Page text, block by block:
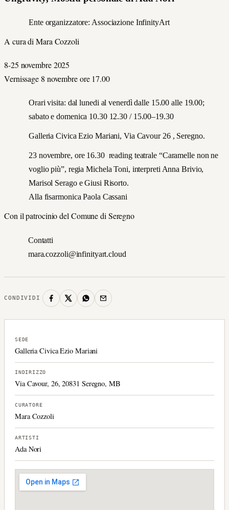
Ente organizzatore: Associazione InfinityArt
A cura di Mara Cozzoli
8-25 novembre 2025
Vernissage 8 novembre ore 17.00
Orari visita: dal lunedi al venerdì dalle 15.00 alle 19.00;
sabato e domenica 10.30 12.30 / 15.00–19.30
Galleria Civica Ezio Mariani, Via Cavour 26 , Seregno.
23 novembre, ore 16.30 reading teatrale “Caramelle non ne
voglio più”, regia Michela Toni, interpreti Anna Brivio,
Marisol Serago e Giusi Risorto.
Alla fisarmonica Paola Cassani
Con il patrocinio del Comune di Seregno
Contatti
mara.cozzoli@infinityart.cloud
CONDIVIDI
SEDE
Galleria Civica Ezio Mariani
INDIRIZZO
Via Cavour, 26, 20831 Seregno, MB
CURATORE
Mara Cozzoli
ARTISTI
Ada Nori